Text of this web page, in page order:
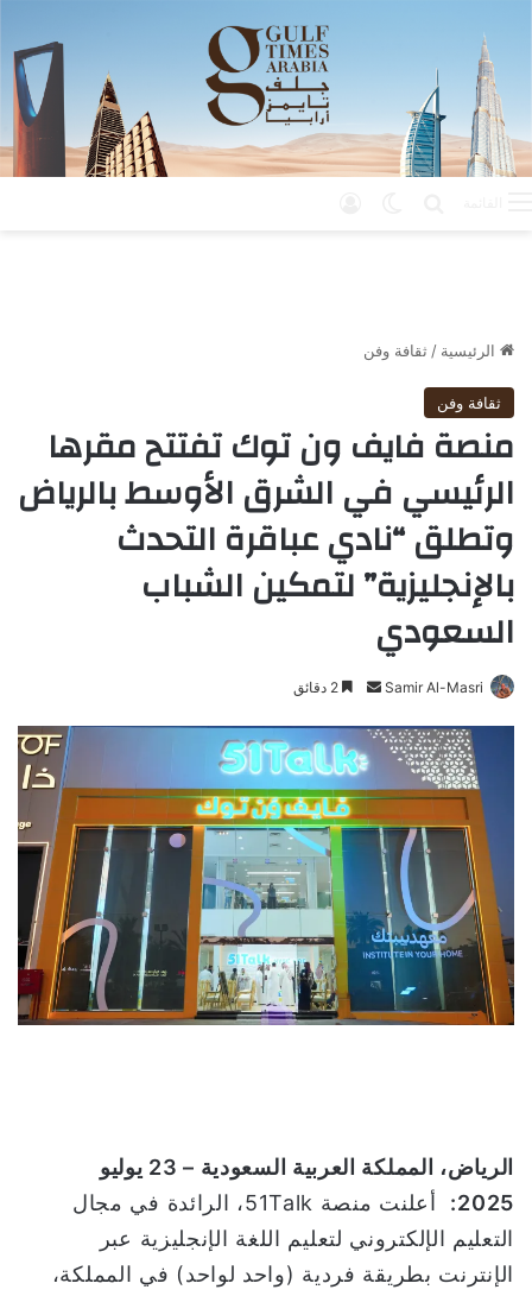
الرئيسية /ثقافة وفن
ثقافة وفن
منصة فايف ون توك تفتتح مقرها
الرئيسي في الشرق الأوسط بالرياض
وتطلق “نادي عباقرة التحدث
بالإنجليزية” لتمكين الشباب
السعودي
Samir Al-Masri
س
ل
ب
ر
ا
إ
ت
ا
الرياض، المملكة العربية السعودية – 23 يوليو
2025:
أعلنت منصة 51Talk، الرائدة في مجال
التعليم الإلكتروني لتعليم اللغة الإنجليزية عبر
الإنترنت بطريقة فردية (واحد لواحد) في المملكة،